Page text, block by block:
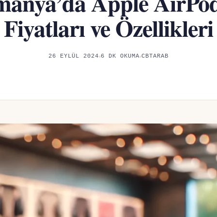
Fiyatları ve Özellikleri
26 EYLÜL 2024 6 DK OKUMA CBTARAB